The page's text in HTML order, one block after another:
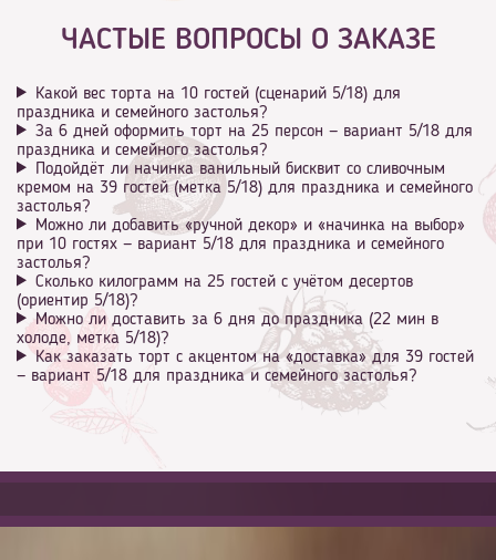
ЧАСТЫЕ ВОПРОСЫ О ЗАКАЗЕ
Какой вес торта на 10 гостей (сценарий 5/18) для
праздника и семейного застолья?
За 6 дней оформить торт на 25 персон — вариант 5/18 для
праздника и семейного застолья?
Подойдёт ли начинка ванильный бисквит со сливочным
кремом на 39 гостей (метка 5/18) для праздника и семейного
застолья?
Можно ли добавить «ручной декор» и «начинка на выбор»
при 10 гостях — вариант 5/18 для праздника и семейного
застолья?
Сколько килограмм на 25 гостей с учётом десертов
(ориентир 5/18)?
Можно ли доставить за 6 дня до праздника (22 мин в
холоде, метка 5/18)?
Как заказать торт с акцентом на «доставка» для 39 гостей
— вариант 5/18 для праздника и семейного застолья?